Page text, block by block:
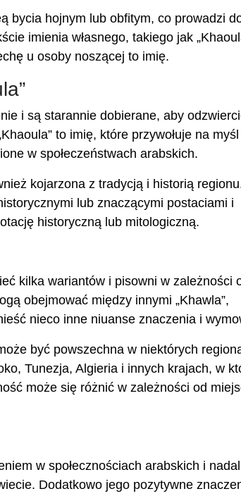
bycia hojnym lub obfitym, co prowadzi
imienia własnego, takiego jak
u osoby noszącej to imię.
i są starannie dobierane, aby
to imię, które przywołuje na myśl
w społeczeństwach arabskich.
kojarzona z tradycją i historią
lub znaczącymi postaciami i
historyczną lub mitologiczną.
kilka wariantów i pisowni w zależności
obejmować między innymi „Khawla”,
nieco inne niuanse znaczenia i
być powszechna w niektórych
Tunezja, Algieria i innych krajach, w
może się różnić w zależności od
w społecznościach arabskich i
Dodatkowo jego pozytywne